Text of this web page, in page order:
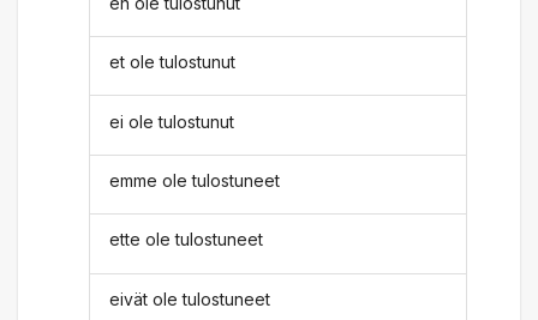
et ole tulostunut
ei ole tulostunut
emme ole tulostuneet
ette ole tulostuneet
eivät ole tulostuneet